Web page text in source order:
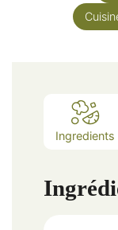
Ingredients